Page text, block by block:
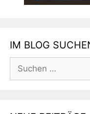
IM BLOG
Suchen
nach: